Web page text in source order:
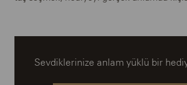
Sevdiklerinize anlam yüklü bir